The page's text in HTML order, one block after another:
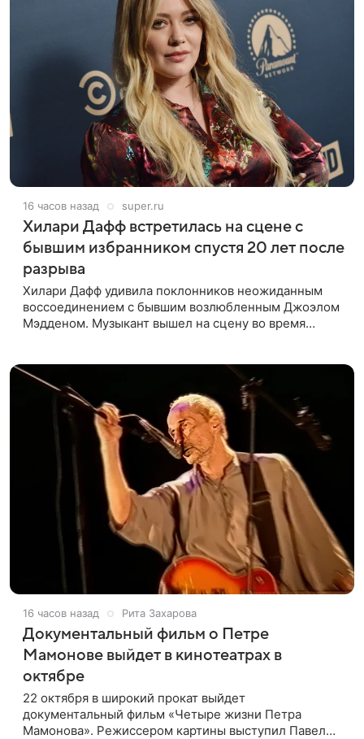
16 часов назад super.ru
Хилари Дафф встретилась на сцене с
бывшим избранником спустя 20 лет после
разрыва
Хилари Дафф удивила поклонников неожиданным
воссоединением с бывшим возлюбленным Джоэлом
Мэдденом. Музыкант вышел на сцену во время
16 часов назад Рита Захарова
Документальный фильм о Петре
Мамонове выйдет в кинотеатрах в
октябре
22 октября в широкий прокат выйдет
документальный фильм «Четыре жизни Петра
Мамонова». Режиссером картины выступил Павел